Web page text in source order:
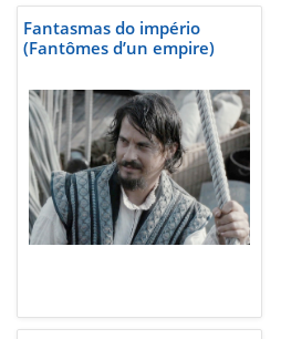
Fantasmas do império
(Fantômes d’un empire)